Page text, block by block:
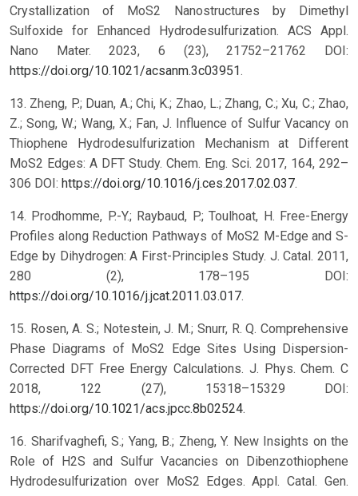
Crystallization of MoS2 Nanostructures by Dimethyl
Sulfoxide for Enhanced Hydrodesulfurization. ACS Appl.
Nano Mater. 2023, 6 (23), 21752–21762 DOI:
https://doi.org/10.1021/acsanm.3c03951.
13. Zheng, P.; Duan, A.; Chi, K.; Zhao, L.; Zhang, C.; Xu, C.; Zhao,
Z.; Song, W.; Wang, X.; Fan, J. Influence of Sulfur Vacancy on
Thiophene Hydrodesulfurization Mechanism at Different
MoS2 Edges: A DFT Study. Chem. Eng. Sci. 2017, 164, 292–
306 DOI: https://doi.org/10.1016/j.ces.2017.02.037.
14. Prodhomme, P.-Y.; Raybaud, P.; Toulhoat, H. Free-Energy
Profiles along Reduction Pathways of MoS2 M-Edge and S-
Edge by Dihydrogen: A First-Principles Study. J. Catal. 2011,
280 (2), 178–195 DOI:
https://doi.org/10.1016/j.jcat.2011.03.017.
15. Rosen, A. S.; Notestein, J. M.; Snurr, R. Q. Comprehensive
Phase Diagrams of MoS2 Edge Sites Using Dispersion-
Corrected DFT Free Energy Calculations. J. Phys. Chem. C
2018, 122 (27), 15318–15329 DOI:
https://doi.org/10.1021/acs.jpcc.8b02524.
16. Sharifvaghefi, S.; Yang, B.; Zheng, Y. New Insights on the
Role of H2S and Sulfur Vacancies on Dibenzothiophene
Hydrodesulfurization over MoS2 Edges. Appl. Catal. Gen.